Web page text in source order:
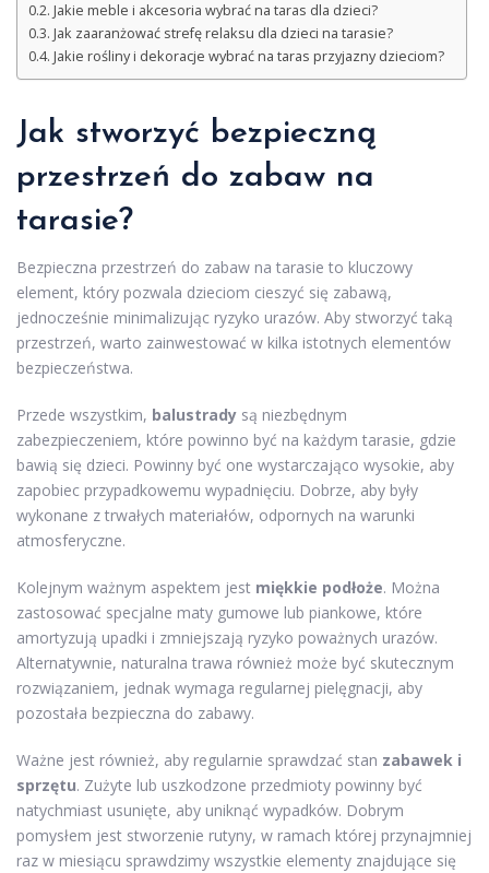
Jakie meble i akcesoria wybrać na taras dla dzieci?
Jak zaaranżować strefę relaksu dla dzieci na tarasie?
Jakie rośliny i dekoracje wybrać na taras przyjazny dzieciom?
Jak stworzyć bezpieczną
przestrzeń do zabaw na
tarasie?
Bezpieczna przestrzeń do zabaw na tarasie to kluczowy
element, który pozwala dzieciom cieszyć się zabawą,
jednocześnie minimalizując ryzyko urazów. Aby stworzyć taką
przestrzeń, warto zainwestować w kilka istotnych elementów
bezpieczeństwa.
Przede wszystkim, balustrady są niezbędnym
zabezpieczeniem, które powinno być na każdym tarasie, gdzie
bawią się dzieci. Powinny być one wystarczająco wysokie, aby
zapobiec przypadkowemu wypadnięciu. Dobrze, aby były
wykonane z trwałych materiałów, odpornych na warunki
atmosferyczne.
Kolejnym ważnym aspektem jest miękkie podłoże. Można
zastosować specjalne maty gumowe lub piankowe, które
amortyzują upadki i zmniejszają ryzyko poważnych urazów.
Alternatywnie, naturalna trawa również może być skutecznym
rozwiązaniem, jednak wymaga regularnej pielęgnacji, aby
pozostała bezpieczna do zabawy.
Ważne jest również, aby regularnie sprawdzać stan zabawek i
sprzętu. Zużyte lub uszkodzone przedmioty powinny być
natychmiast usunięte, aby uniknąć wypadków. Dobrym
pomysłem jest stworzenie rutyny, w ramach której przynajmniej
raz w miesiącu sprawdzimy wszystkie elementy znajdujące się